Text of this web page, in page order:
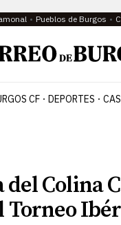
Pueblos de Burgos
CF DEPORTES
del Colina
Torneo